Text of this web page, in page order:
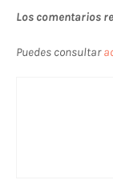
Los comentarios
Puedes consultar